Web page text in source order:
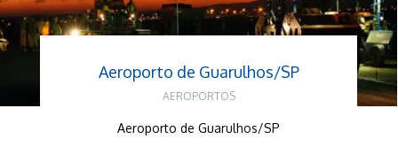
Aeroporto de Guarulhos/SP
AEROPORTOS
Aeroporto de Guarulhos/SP